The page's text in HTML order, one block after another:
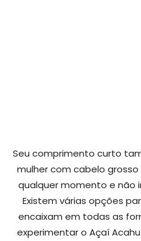
Seu comprimento curto
mulher com cabelo
qualquer momento e
Existem várias opções
encaixam em todas as
experimentar o Açaí